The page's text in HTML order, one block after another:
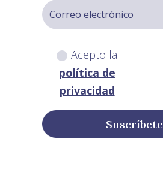
Acepto la
política de
privacidad
Suscríbete